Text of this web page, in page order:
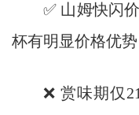
✅ 山姆快闪
杯有明显价格优势
❌ 赏味期仅